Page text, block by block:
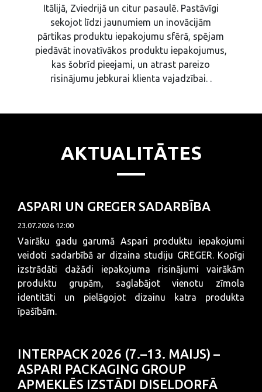
Itālijā, Zviedrijā un citur pasaulē. Pastāvīgi
sekojot līdzi jaunumiem un inovācijām
pārtikas produktu iepakojumu sfērā, spējam
piedāvāt inovatīvākos produktu iepakojumus,
kas šobrīd pieejami, un atrast pareizo
risinājumu jebkurai klienta vajadzībai. .
AKTUALITĀTES
ASPARI UN GREGER SADARBĪBA
23.07.2026 12:00
Vairāku gadu garumā Aspari produktu iepakojumi
veidoti sadarbībā ar dizaina studiju GREGER. Kopīgi
izstrādāti dažādi iepakojuma risinājumi vairākām
produktu grupām, saglabājot vienotu zīmola
identitāti un pielāgojot dizainu katra produkta
īpašībām.
INTERPACK 2026 (7.–13. MAIJS) –
ASPARI PACKAGING GROUP
APMEKLĒS IZSTĀDI DISELDORFĀ